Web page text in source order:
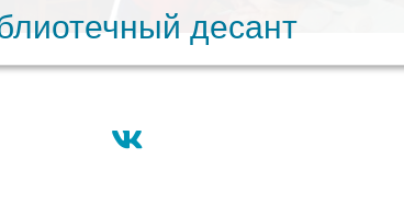
десант